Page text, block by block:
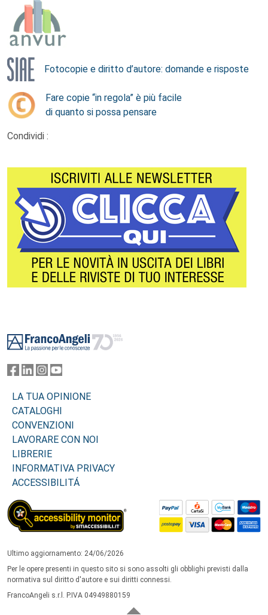
Fotocopie e diritto d’autore: domande e risposte
Fare copie “in regola” è più facile
di quanto si possa pensare
Condividi :
LA TUA OPINIONE
CATALOGHI
CONVENZIONI
LAVORARE CON NOI
LIBRERIE
INFORMATIVA PRIVACY
ACCESSIBILITÁ
Ultimo aggiornamento: 24/06/2026
Per le opere presenti in questo sito si sono assolti gli obblighi previsti dalla
normativa sul diritto d'autore e sui diritti connessi.
FrancoAngeli s.r.l. P.IVA 04949880159